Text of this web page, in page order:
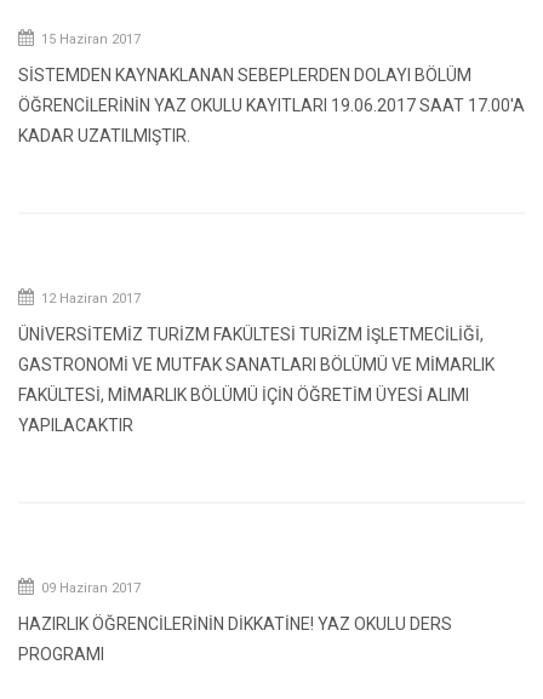
15 Haziran 2017
SİSTEMDEN KAYNAKLANAN SEBEPLERDEN DOLAYI BÖLÜM
ÖĞRENCİLERİNİN YAZ OKULU KAYITLARI 19.06.2017 SAAT 17.00'A
KADAR UZATILMIŞTIR.
12 Haziran 2017
ÜNİVERSİTEMİZ TURİZM FAKÜLTESİ TURİZM İŞLETMECİLİĞİ,
GASTRONOMİ VE MUTFAK SANATLARI BÖLÜMÜ VE MİMARLIK
FAKÜLTESİ, MİMARLIK BÖLÜMÜ İÇİN ÖĞRETİM ÜYESİ ALIMI
YAPILACAKTIR
09 Haziran 2017
HAZIRLIK ÖĞRENCİLERİNİN DİKKATİNE! YAZ OKULU DERS
PROGRAMI